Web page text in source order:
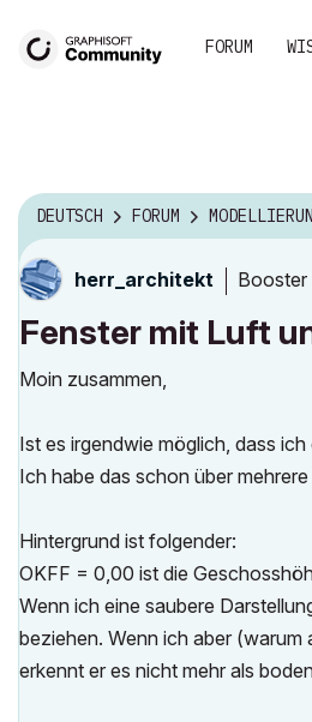
FORUM
DEUTSCH FORUM
herr_architekt Booster
Fenster mit Luft
Moin zusammen,
Ist es irgendwie möglich, dass
Ich habe das schon über
Hintergrund ist folgender:
OKFF = 0,00 ist die
Wenn ich eine saubere
beziehen. Wenn ich aber (warum
erkennt er es nicht mehr als